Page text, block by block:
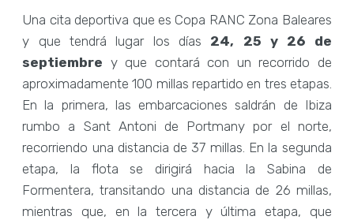
Una cita deportiva que es Copa RANC Zona Baleares
y que tendrá lugar los días 24, 25 y 26 de
septiembre y que contará con un recorrido de
aproximadamente 100 millas repartido en tres etapas.
En la primera, las embarcaciones saldrán de Ibiza
rumbo a Sant Antoni de Portmany por el norte,
recorriendo una distancia de 37 millas. En la segunda
etapa, la flota se dirigirá hacia la Sabina de
Formentera, transitando una distancia de 26 millas,
mientras que, en la tercera y última etapa, que